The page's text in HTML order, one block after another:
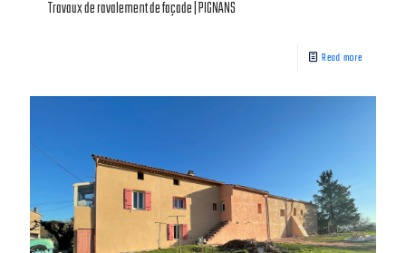
Travaux de ravalement de façade | PIGNANS
Read more